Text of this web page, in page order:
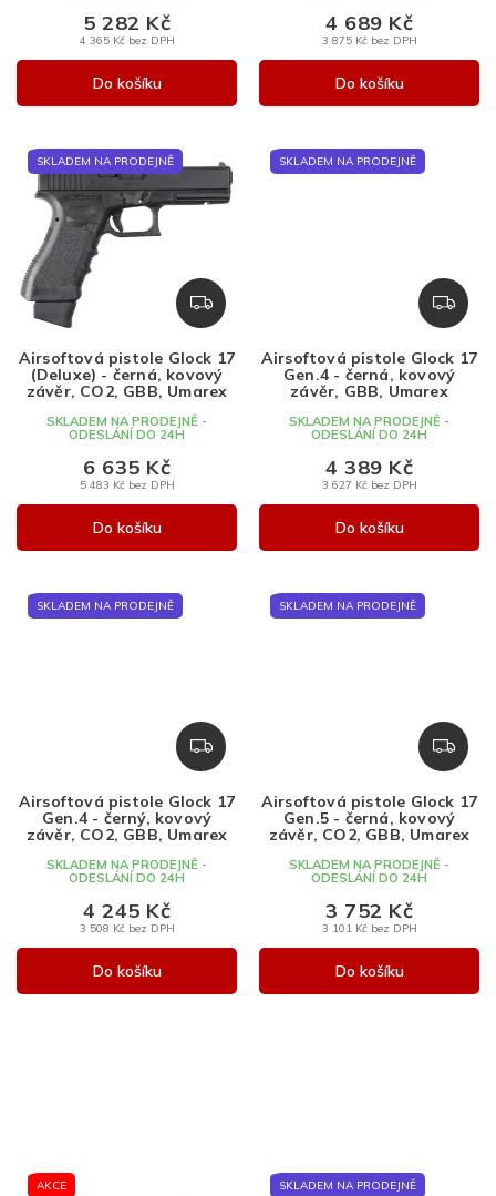
4 365 Kč bez DPH
5 282 Kč
Do košíku
3 875 Kč bez DPH
4 689 Kč
Do košíku
SKLADEM NA PRODEJNĚ
Z
D
R
M
Airsoftová pistole Glock 17
(Deluxe) - černá, kovový
závěr, CO2, GBB, Umarex
SKLADEM NA PRODEJNĚ -
ODESLÁNÍ DO 24H
5 483 Kč bez DPH
6 635 Kč
Do košíku
SKLADEM NA PRODEJNĚ
Z
D
R
Airsoftová pistole Glock 17
Gen.4 - černá, kovový
závěr, GBB, Umarex
SKLADEM NA PRODEJNĚ -
ODESLÁNÍ DO 24H
3 627 Kč bez DPH
4 389 Kč
Do košíku
SKLADEM NA PRODEJNĚ
Z
D
R
M
Airsoftová pistole Glock 17
Gen.4 - černý, kovový
závěr, CO2, GBB, Umarex
SKLADEM NA PRODEJNĚ -
ODESLÁNÍ DO 24H
3 508 Kč bez DPH
4 245 Kč
Do košíku
SKLADEM NA PRODEJNĚ
Z
D
R
M
Airsoftová pistole Glock 17
Gen.5 - černá, kovový
závěr, CO2, GBB, Umarex
SKLADEM NA PRODEJNĚ -
ODESLÁNÍ DO 24H
3 101 Kč bez DPH
3 752 Kč
Do košíku
AKCE SKLADEM NA PRODEJNĚ